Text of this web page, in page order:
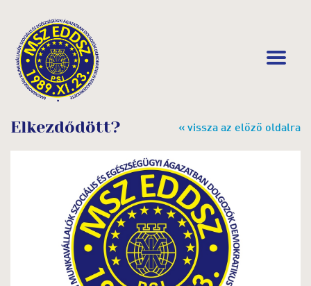
« vissza az előző oldalra
Elkezdődött?